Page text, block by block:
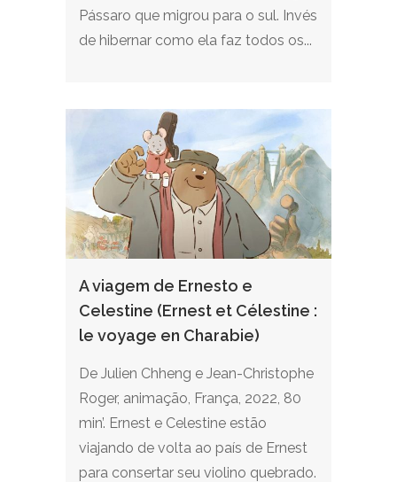
Pássaro que migrou para o sul. Invés
de hibernar como ela faz todos os...
A viagem de Ernesto e
Celestine (Ernest et Célestine :
le voyage en Charabie)
De Julien Chheng e Jean-Christophe
Roger, animação, França, 2022, 80
min’. Ernest e Celestine estão
viajando de volta ao país de Ernest
para consertar seu violino quebrado.